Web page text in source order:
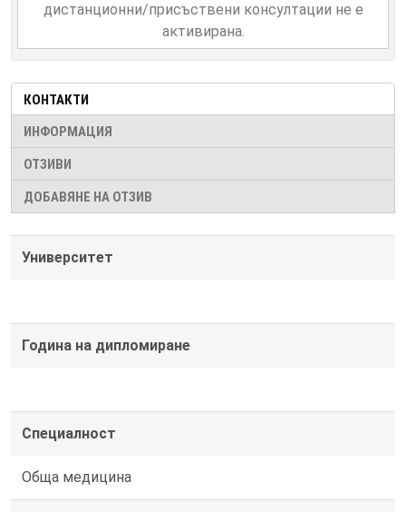
дистанционни/присъствени консултации не е
активирана.
КОНТАКТИ
ИНФОРМАЦИЯ
ОТЗИВИ
ДОБАВЯНЕ НА ОТЗИВ
Университет
Година на дипломиране
Специалност
Обща медицина